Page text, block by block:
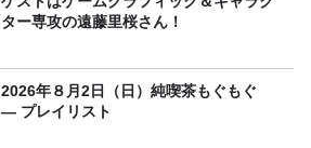
ター専攻の遠藤里桜さん！
2026年８月2日（日）純喫茶もぐもぐ
― プレイリスト